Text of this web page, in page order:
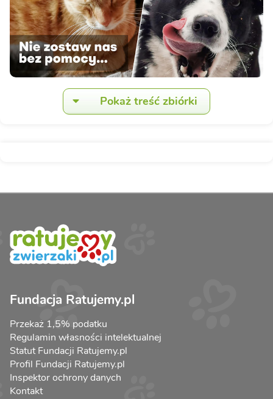
Pokaż treść zbiórki
Fundacja Ratujemy.pl
Przekaż 1,5% podatku
Regulamin własności intelektualnej
Statut Fundacji Ratujemy.pl
Profil Fundacji Ratujemy.pl
Inspektor ochrony danych
Kontakt